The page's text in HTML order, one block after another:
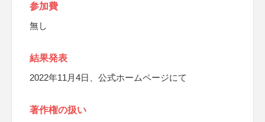
参加費
無し
結果発表
2022年11月4日、公式ホームページにて
著作権の扱い